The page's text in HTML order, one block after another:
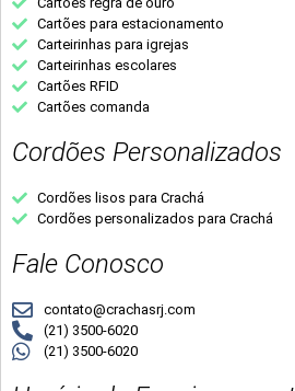
Cartões para estacionamento
Carteirinhas para igrejas
Carteirinhas escolares
Cartões RFID
Cartões comanda
Cordões Personalizados
Cordões lisos para Crachá
Cordões personalizados para Crachá
Fale Conosco
contato@crachasrj.com
(21) 3500-6020
(21) 3500-6020